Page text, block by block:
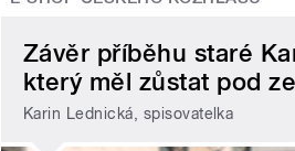
Závěr příběhu staré
který měl zůstat pod
Karin Lednická, spisovatelka